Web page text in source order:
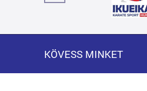
KÖVESS MINKET